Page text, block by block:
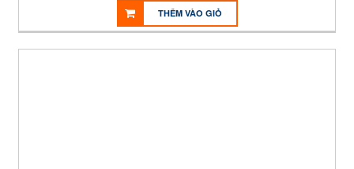
THÊM VÀO GIỎ